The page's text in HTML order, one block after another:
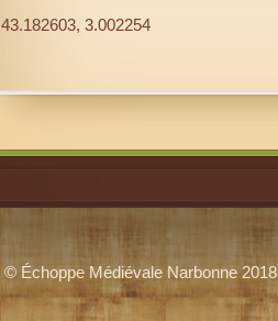
43.182603, 3.002254
© Échoppe Médiévale Narbonne 2018